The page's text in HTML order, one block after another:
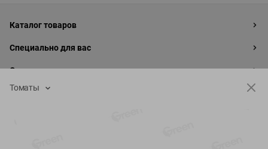
Каталог товаров
Специально для вас
О сервисе
Томаты